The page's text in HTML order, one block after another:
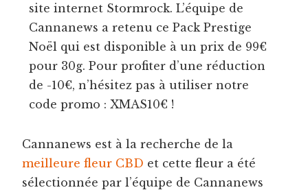
site internet Stormrock. L’équipe de
Cannanews a retenu ce Pack Prestige
Noël qui est disponible à un prix de 99€
pour 30g. Pour profiter d’une réduction
de -10€, n’hésitez pas à utiliser notre
code promo : XMAS10€ !
Cannanews est à la recherche de la
meilleure fleur CBD et cette fleur a été
sélectionnée par l’équipe de Cannanews